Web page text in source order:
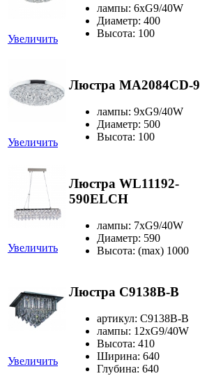
Увеличить
лампы: 6хG9/40W
Диаметр: 400
Высота: 100
Увеличить
Люстра MA2084CD-9
лампы: 9хG9/40W
Диаметр: 500
Высота: 100
Увеличить
Люстра WL11192-
590ELCH
лампы: 7хG9/40W
Диаметр: 590
Высота: (max) 1000
Увеличить
Люстра C9138B-B
артикул: C9138B-B
лампы: 12хG9/40W
Высота: 410
Ширина: 640
Глубина: 640